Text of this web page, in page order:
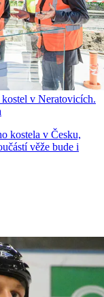
v Neratovicích.
kostela v Česku,
věže bude i